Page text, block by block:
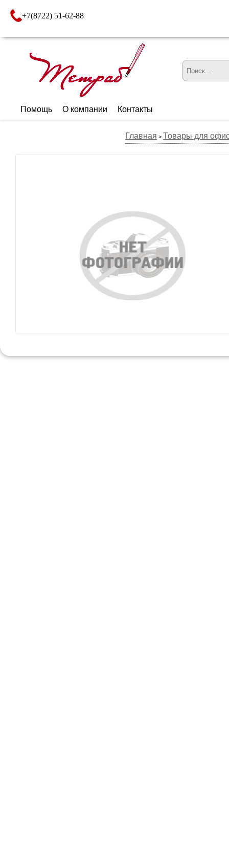
+7(8722) 51-62-88
Помощь О компании Контакты
Главная > Товары для